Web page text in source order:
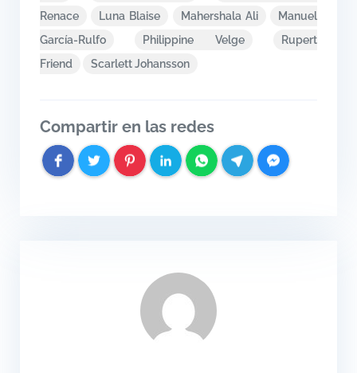
Renace
Luna Blaise Mahershala Ali
Manuel
García-Rulfo
Philippine Velge
Rupert
Friend
Scarlett Johansson
Compartir en las redes